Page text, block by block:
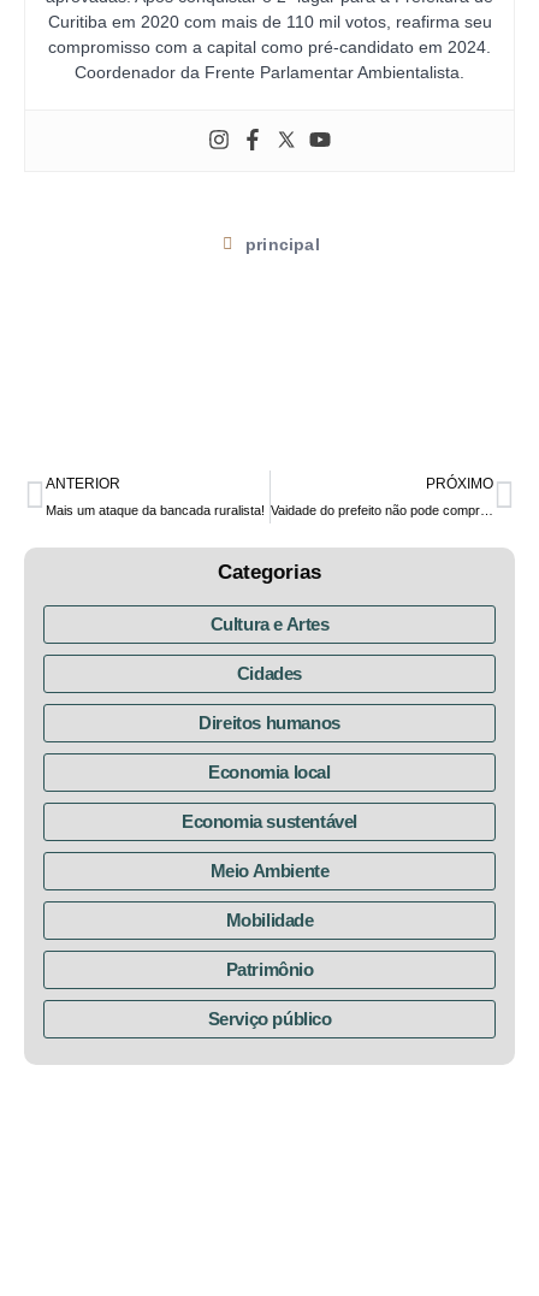
Curitiba em 2020 com mais de 110 mil votos, reafirma seu
compromisso com a capital como pré-candidato em 2024.
Coordenador da Frente Parlamentar Ambientalista.
principal
ANTERIOR
Mais um ataque da bancada ruralista!
PRÓXIMO
Vaidade do prefeito não pode comprometer segurança de ciclistas* em Curitiba
Categorias
Cultura e Artes
Cidades
Direitos humanos
Economia local
Economia sustentável
Meio Ambiente
Mobilidade
Patrimônio
Serviço público